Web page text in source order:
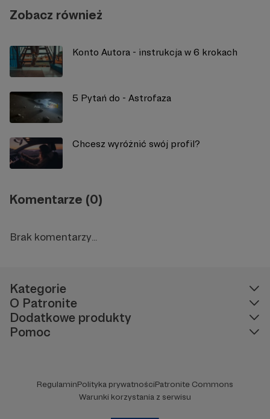
Zobacz również
Konto Autora - instrukcja w 6 krokach
5 Pytań do - Astrofaza
Chcesz wyróżnić swój profil?
Komentarze (0)
Brak komentarzy...
Kategorie
O Patronite
Dodatkowe produkty
Pomoc
RegulaminPolityka prywatnościPatronite Commons
Warunki korzystania z serwisu